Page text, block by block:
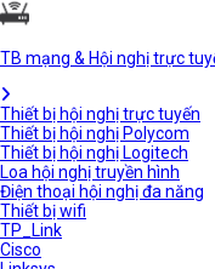
TB mạng & Hội nghị trực
Thiết bị hội nghị trực tuyến
Thiết bị hội nghị Polycom
Thiết bị hội nghị Logitech
Loa hội nghị truyền hình
Điện thoại hội nghị đa năng
Thiết bị wifi
TP_Link
Cisco